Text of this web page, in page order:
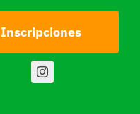
Inscripciones